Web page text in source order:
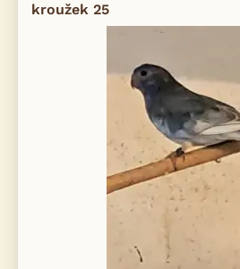
kroužek 25